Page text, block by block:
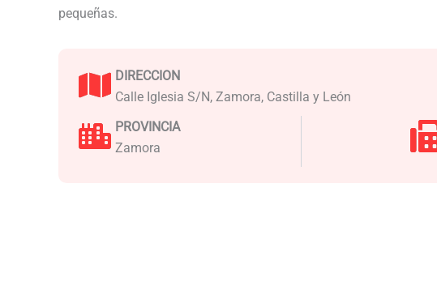
pequeñas.
DIRECCION
Calle Iglesia S/N, Zamora, Castilla y León
PROVINCIA
Zamora